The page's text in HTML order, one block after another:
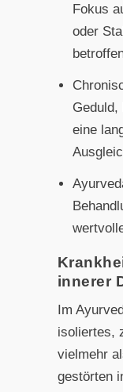
Fokus
oder
Geduld,
eine
innerer
Im
isoliertes,
vielmehr
gestörten